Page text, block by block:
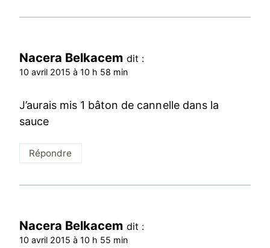
Nacera Belkacem dit :
10 avril 2015 à 10 h 58 min
J’aurais mis 1 bâton de cannelle dans la
sauce
Répondre
Nacera Belkacem dit :
10 avril 2015 à 10 h 55 min